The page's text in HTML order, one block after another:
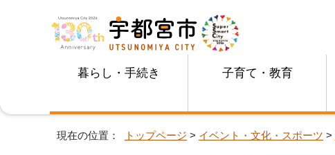
暮らし・手続き 子育て・教育
現在の位置： トップページ > イベント・文化・スポーツ >